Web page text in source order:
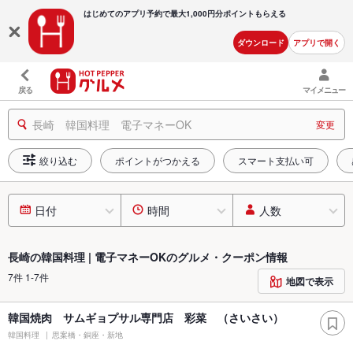
はじめてのアプリ予約で最大1,000円分ポイントもらえる
ダウンロード アプリで開く
戻る マイメニュー
長崎 韓国料理 電子マネーOK 変更
絞り込む ポイントがつかえる スマート支払い可
日付 時間 人数
長崎の韓国料理 | 電子マネーOKのグルメ・クーポン情報
7件 1-7件 地図で表示
韓国焼肉 サムギョプサル専門店 彩菜 （さいさい）
韓国料理 思案橋・銅座・新地